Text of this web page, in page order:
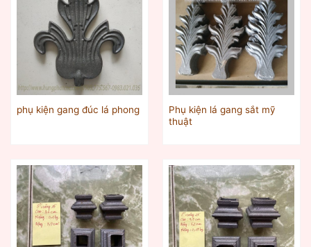
phụ kiện gang đúc lá phong
Phụ kiện lá gang sắt mỹ
thuật